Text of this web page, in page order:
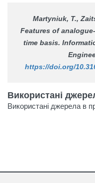
Martyniuk, T.,
Features of
time basis.
https://doi.org/
Використані
Використані джерела в